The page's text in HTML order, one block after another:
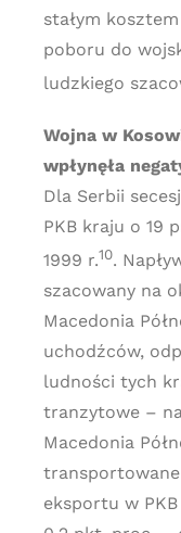
stałym
poboru do
ludzkiego
Wojna w
wpłynęła
Dla Serbii
PKB kraju o 19
1999 r.10.
szacowany na
Macedonia
uchodźców,
ludności tych
tranzytowe –
Macedonia
eksportu w